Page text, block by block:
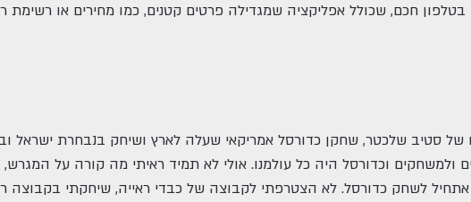
חכם, שכולל אפליקציה שמגדילה פרטים קטנים, כמו מחירים או רשימת
ולמשחקים וכדורסל היה כל עולמנו. אולי לא תמיד ראיתי מה קורה על
לשחק כדורסל. לא הצטרפתי לקבוצה של כבדי ראייה, שיחקתי בקבוצה